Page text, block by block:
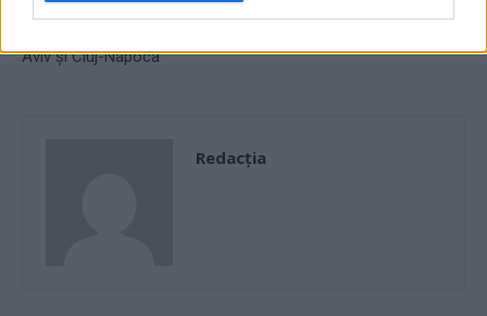
Aviv și Cluj-Napoca
Redacţia